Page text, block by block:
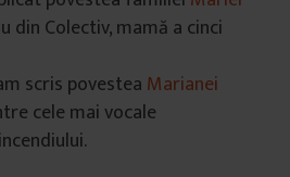
din Colectiv, mamă a cinci
scris povestea Marianei
cele mai vocale